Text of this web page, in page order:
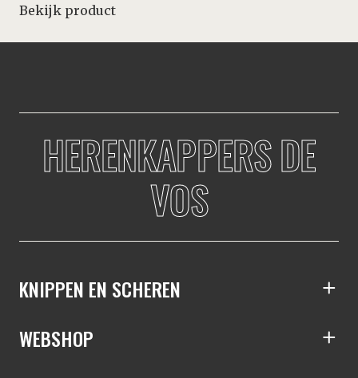
Bekijk product
HERENKAPPERS DE
VOS
KNIPPEN EN SCHEREN
WEBSHOP